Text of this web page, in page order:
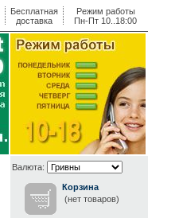
Бесплатная
доставка
Режим работы
Пн-Пт 10..18:00
Валюта:
Корзина
(нет товаров)